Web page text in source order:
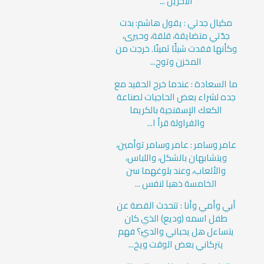
مكيال جدتي : يقول هاشم: بدت
جدّتي متضايقة، قلقة، وحيرى،
وكأنها فقدت شيئًا ثمينًا. خرجت من
المخزن وتوج...
ما السعادة : عندما خرج الحفيد مع
جده لشراء بعض الحاجيات لصناعة
الكعك الإسفنجية بالكريما
والفراولة قرأ ا...
عامر وسامر : عامر وسامر توأمين،
ويتشابهان بالشكل، واللباس،
والألعاب، وعند بلوغهما سن
الخامسة ذهبا لنفس ...
أبي وأمي وأنا : تتحدث القصة عن
طفل اسمه (وديع) الذي كان
يتساءل هل يحباني والديّ؟ فهم
يتركاني بعض الوقت ويخ...